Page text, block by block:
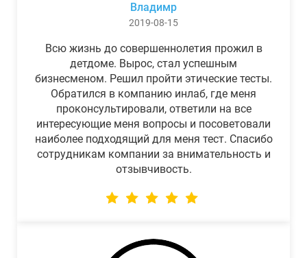
Владимр
2019-08-15
Всю жизнь до совершеннолетия прожил в
детдоме. Вырос, стал успешным
бизнесменом. Решил пройти этические тесты.
Обратился в компанию инлаб, где меня
проконсультировали, ответили на все
интересующие меня вопросы и посоветовали
наиболее подходящий для меня тест. Спасибо
сотрудникам компании за внимательность и
отзывчивость.